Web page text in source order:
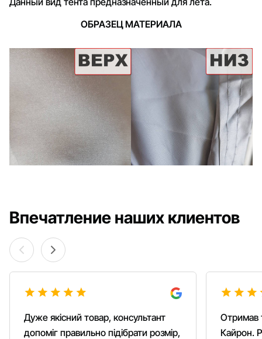
ОБРАЗЕЦ МАТЕРИАЛА
Впечатление наших клиентов
Дуже якісний товар, консультант
допоміг правильно підібрати розмір,
Отримав
Кайрон.